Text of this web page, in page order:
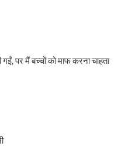
गईं, पर मैं बच्चों को माफ करना चाहता